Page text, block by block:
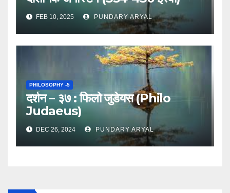
FEB 10, 2025 PUNDARY ARYAL
PHILOSOPHY -5
दर्शन – ३७ : फिलो जुडेयस (Philo
Judaeus)
DEC 26, 2024 PUNDARY ARYAL